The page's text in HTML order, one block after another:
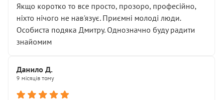
Якщо коротко то все просто, прозоро, професійно,
ніхто нічого не нав'язує. Приємні молоді люди.
Особиста подяка Дмитру. Однозначно буду радити
знайомим
Данило Д.
9 місяців тому